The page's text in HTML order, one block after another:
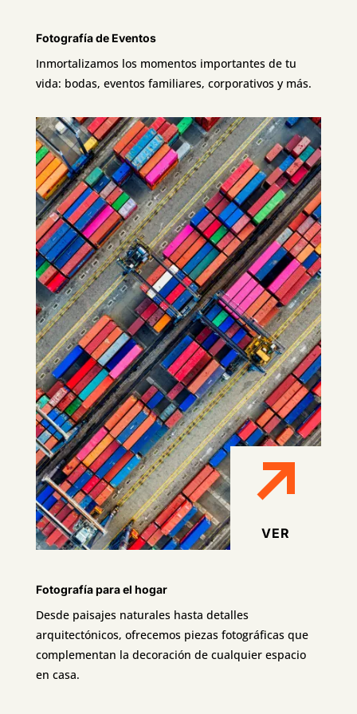
Fotografía de Eventos
Inmortalizamos los momentos importantes de tu
vida: bodas, eventos familiares, corporativos y más.
VER
Fotografía para el hogar
Desde paisajes naturales hasta detalles
arquitectónicos, ofrecemos piezas fotográficas que
complementan la decoración de cualquier espacio
en casa.